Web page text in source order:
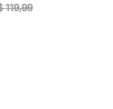
119,99